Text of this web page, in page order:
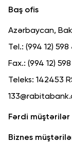
Fərdi müştərilər
Biznes
Baş ofis
Azərbaycan,
Tel.: (994 12)
Fax.: (994 12)
Teleks: 142453